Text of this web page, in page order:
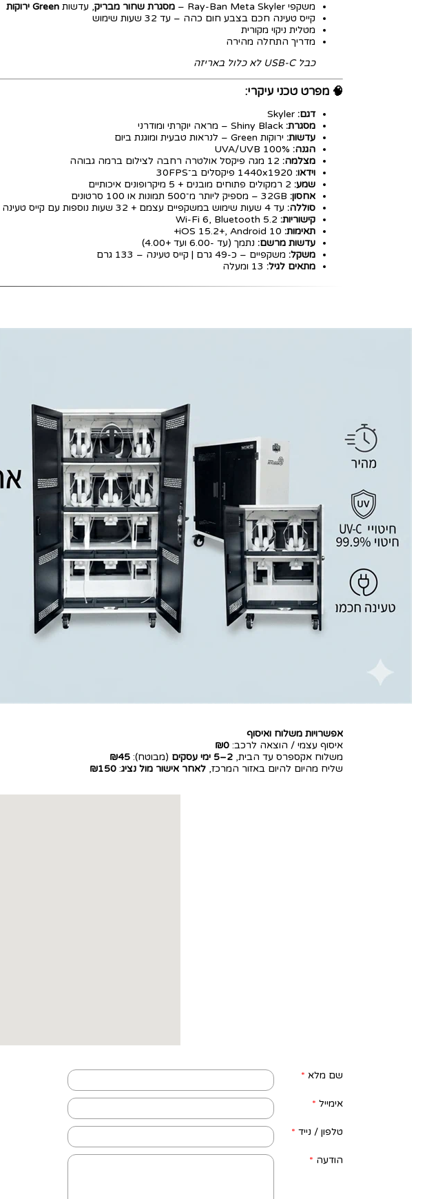
משקפי Ray-Ban Meta Skyler – מסגרת שחור מבריק, עדשות Green ירוקות
קייס טעינה חכם בצבע חום כהה – עד 32 שעות שימוש
מטלית ניקוי מקורית
מדריך התחלה מהירה
כבל USB-C לא כלול באריזה
🧠 מפרט טכני עיקרי:
דגם:
מסגרת:
עדשות: ירוקות Green – לנראות טבעית ומוגנת ביום
הגנה:
מצלמה:
וידאו:
שמע:
אחסון:
סוללה: עד 4 שעות שימוש במשקפיים עצמם + 32 שעות נוספות עם קייס טעינה
קישוריות:
תאימות:
עדשות מרשם: נתמך (עד -6.00 ועד +4.00)
משקל: משקפיים – כ-49 גרם | קייס טעינה – 133 גרם
מתאים לגיל:
אפשרויות משלוח ואיסוף
איסוף עצמי / הוצאה לרכב: ₪0
משלוח אקספרס עד הבית, 2–5 ימי עסקים (מבוטח): ₪45
שליח מהיום להיום באזור המרכז, לאחר אישור מול נציג:
₪150
שם מלא *
אימייל *
טלפון / נייד *
הודעה *